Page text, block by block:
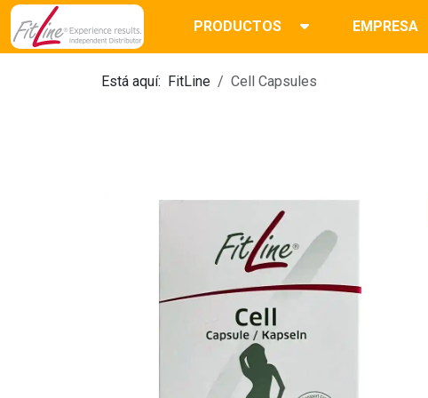
PRODUCTOS EMPRESA
Está aquí: FitLine Cell Capsules